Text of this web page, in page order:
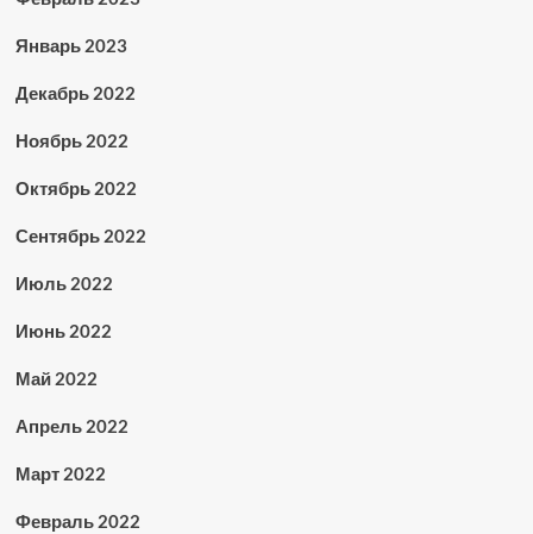
Январь 2023
Декабрь 2022
Ноябрь 2022
Октябрь 2022
Сентябрь 2022
Июль 2022
Июнь 2022
Май 2022
Апрель 2022
Март 2022
Февраль 2022